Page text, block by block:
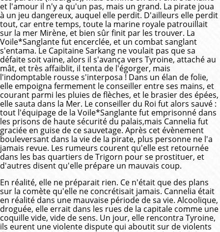
et l'amour il n'y a qu'un pas, mais un grand. La pirate joua
à un jeu dangereux, auquel elle perdit. D'ailleurs elle perdit
tout, car entre temps, toute la marine royale patrouillait
sur la mer Mirène, et bien sûr finit par les trouver. La
Voile*Sanglante fut encerclée, et un combat sanglant
s'entama. Le Capitaine Sarkang ne voulait pas que sa
défaite soit vaine, alors il s'avança vers Tyroine, attaché au
mât, et très affaiblit, il tenta de l'égorger, mais
l'indomptable rousse s'interposa ! Dans un élan de folie,
elle empoigna fermement le conseiller entre ses mains, et
courant parmi les pluies de flèches, et le brasier des épées,
elle sauta dans la Mer. Le conseiller du Roi fut alors sauvé :
tout l'équipage de la Voile*Sanglante fut emprisonné dans
les prisons de haute sécurité du palais,mais Cannelia fut
graciée en guise de ce sauvetage. Après cet évènement
bouleversant dans la vie de la pirate, plus personne ne l'a
jamais revue. Les rumeurs courent qu'elle est retournée
dans les bas quartiers de Trigorn pour se prostituer, et
d'autres disent qu'elle prépare un mauvais coup.
En réalité, elle ne préparait rien. Ce n'était que des plans
sur la comète qu'elle ne concrétisait jamais. Cannelia était
en réalité dans une mauvaise période de sa vie. Alcoolique,
droguée, elle errait dans les rues de la capitale comme une
coquille vide, vide de sens. Un jour, elle rencontra Tyroine,
ils eurent une violente dispute qui aboutit sur de violents